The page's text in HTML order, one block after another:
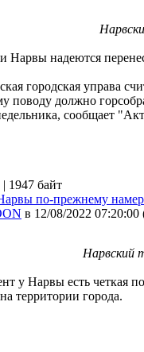
Нарвы надеются
городская управа
поводу должно
сообщает
| 1947 байт
по-прежнему
в 12/08/2022 07:20:00
Нарвский
у Нарвы есть четкая
территории города.